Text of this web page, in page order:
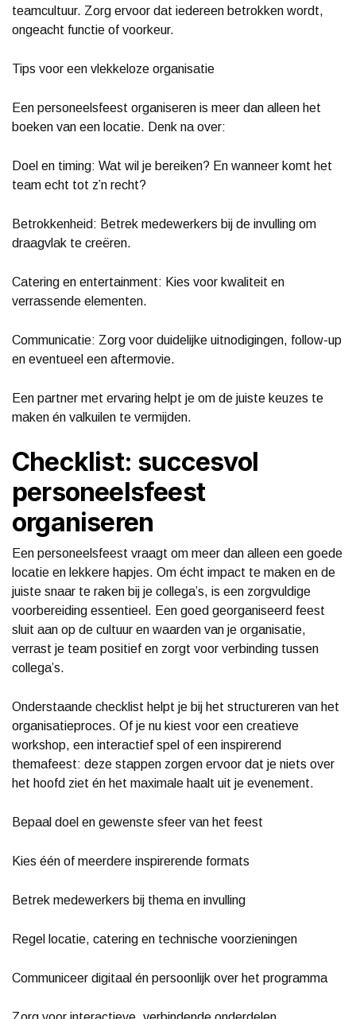
teamcultuur. Zorg ervoor dat iedereen betrokken wordt,
ongeacht functie of voorkeur.
Tips voor een vlekkeloze organisatie
Een personeelsfeest organiseren is meer dan alleen het
boeken van een locatie. Denk na over:
Doel en timing: Wat wil je bereiken? En wanneer komt het
team echt tot z’n recht?
Betrokkenheid: Betrek medewerkers bij de invulling om
draagvlak te creëren.
Catering en entertainment: Kies voor kwaliteit en
verrassende elementen.
Communicatie: Zorg voor duidelijke uitnodigingen, follow-up
en eventueel een aftermovie.
Een partner met ervaring helpt je om de juiste keuzes te
maken én valkuilen te vermijden.
Checklist: succesvol
personeelsfeest
organiseren
Een personeelsfeest vraagt om meer dan alleen een goede
locatie en lekkere hapjes. Om écht impact te maken en de
juiste snaar te raken bij je collega’s, is een zorgvuldige
voorbereiding essentieel. Een goed georganiseerd feest
sluit aan op de cultuur en waarden van je organisatie,
verrast je team positief en zorgt voor verbinding tussen
collega’s.
Onderstaande checklist helpt je bij het structureren van het
organisatieproces. Of je nu kiest voor een creatieve
workshop, een interactief spel of een inspirerend
themafeest: deze stappen zorgen ervoor dat je niets over
het hoofd ziet én het maximale haalt uit je evenement.
Bepaal doel en gewenste sfeer van het feest
Kies één of meerdere inspirerende formats
Betrek medewerkers bij thema en invulling
Regel locatie, catering en technische voorzieningen
Communiceer digitaal én persoonlijk over het programma